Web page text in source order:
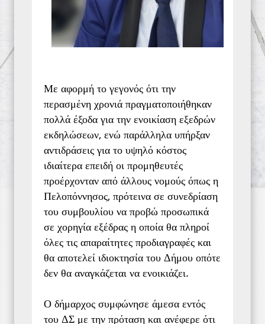
Με αφορμή το γεγονός ότι την
περασμένη χρονιά πραγματοποιήθηκαν
πολλά έξοδα για την ενοικίαση εξεδρών
εκδηλώσεων, ενώ παράλληλα υπήρξαν
αντιδράσεις για το υψηλό κόστος
ιδιαίτερα επειδή οι προμηθευτές
προέρχονταν από άλλους νομούς όπως η
Πελοπόννησος, πρότεινα σε συνεδρίαση
του συμβουλίου να προβώ προσωπικά
σε χορηγία εξέδρας η οποία θα πληροί
όλες τις απαραίτητες προδιαγραφές και
θα αποτελεί ιδιοκτησία του Δήμου οπότε
δεν θα αναγκάζεται να ενοικιάζει.
Ο δήμαρχος συμφώνησε άμεσα εντός
του ΔΣ με την πρόταση και ανέφερε ότι